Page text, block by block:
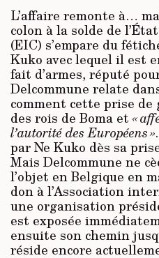
L’affaire remonte à…
colon à la solde de
(EIC) s’empare du
Kuko avec lequel il est
fait d’armes, réputé
Delcommune relate
comment cette prise
des rois de Boma et «
l’autorité des Européens »
par Ne Kuko dès sa
Mais Delcommune ne
l’objet en Belgique en
don à l’Association
une organisation
est exposée
ensuite son chemin
réside encore